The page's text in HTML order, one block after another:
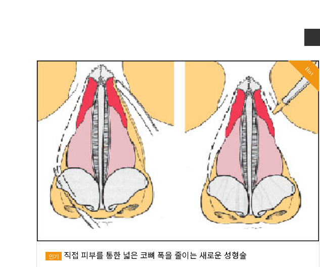
Hot
인기 직접 피부를 통한 넓은 코뼈 폭을 줄이는 새로운 성형술